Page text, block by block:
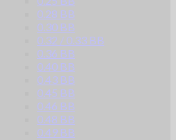
0.28 BB
0.30 BB
0.32 / 0.33 BB
0.36 BB
0.40 BB
0.43 BB
0.45 BB
0.46 BB
0.48 BB
0.49 BB